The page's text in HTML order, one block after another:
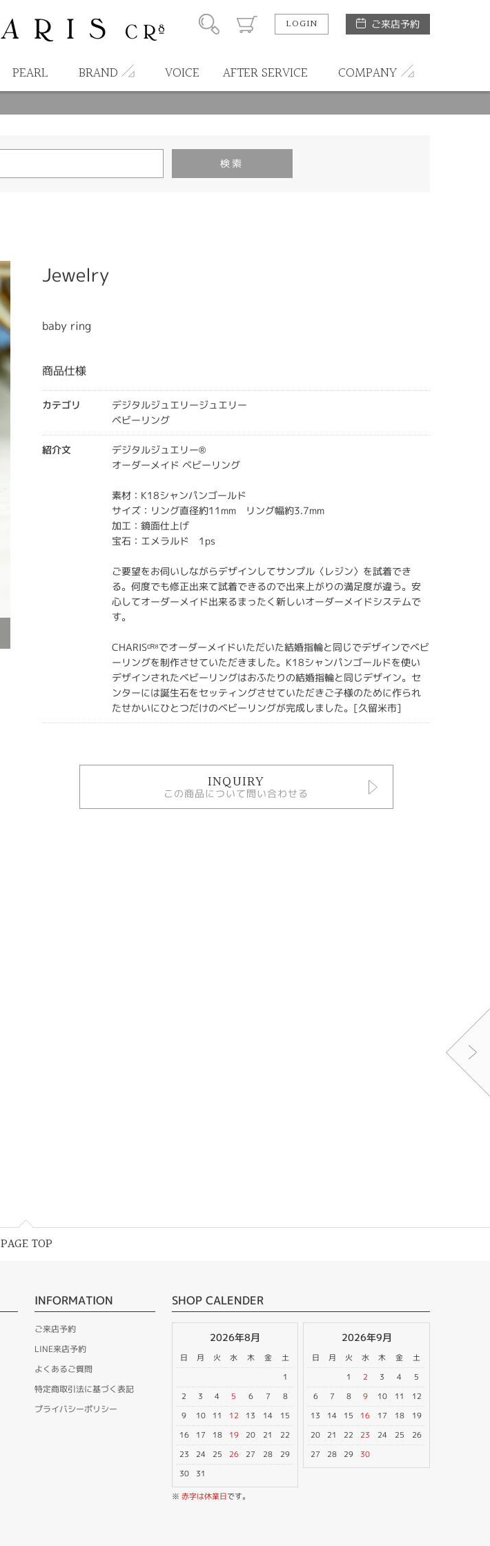
LOGIN ご来店予約
PEARL BRAND VOICE AFTER SERVICE COMPANY
Jewelry
baby ring
商品仕様
カテゴリ
デジタルジュエリージュエリー
ベビーリング
紹介文
デジタルジュエリー®
オーダーメイド ベビーリング
素材：K18シャンパンゴールド
サイズ：リング直径約11mm リング幅約3.7mm
加工：鏡面仕上げ
宝石：エメラルド 1ps
ご要望をお伺いしながらデザインしてサンプル〈レジン〉を試着でき
る。何度でも修正出来て試着できるので出来上がりの満足度が違う。安
心してオーダーメイド出来るまったく新しいオーダーメイドシステムで
す。
CHARISᶜᴿ⁸でオーダーメイドいただいた結婚指輪と同じでデザインでベビ
ーリングを制作させていただきました。K18シャンパンゴールドを使い
デザインされたベビーリングはおふたりの結婚指輪と同じデザイン。セ
ンターには誕生石をセッティングさせていただきご子様のために作られ
たせかいにひとつだけのベビーリングが完成しました。[久留米市]
INQUIRY
この商品について問い合わせる
PAGE TOP
INFORMATION
ご来店予約
LINE来店予約
よくあるご質問
特定商取引法に基づく表記
プライバシーポリシー
SHOP CALENDER
2026年8月
日 月 火 水 木 金
土
1
2
3 4 5 6 7
8
9
10 11 12 13 14
15
16
17 18 19 20 21
22
23
24 25 26 27 28
29
30
31
2026年9月
日 月 火 水 木 金
土
1
2 3 4
5
6
7 8 9 10 11
12
13
14 15 16 17 18
19
20
21 22 23 24 25
26
27
28 29 30
※ 赤字は休業日です。